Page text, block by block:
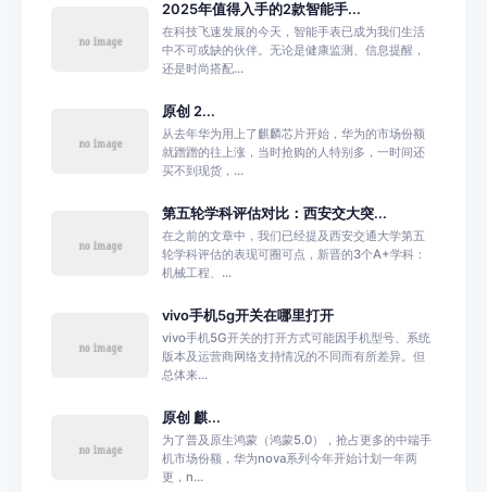
2025年值得入手的2款智能手...
在科技飞速发展的今天，智能手表已成为我们生活
中不可或缺的伙伴。无论是健康监测、信息提醒，
还是时尚搭配...
原创 2...
从去年华为用上了麒麟芯片开始，华为的市场份额
就蹭蹭的往上涨，当时抢购的人特别多，一时间还
买不到现货，...
第五轮学科评估对比：西安交大突...
在之前的文章中，我们已经提及西安交通大学第五
轮学科评估的表现可圈可点，新晋的3个A+学科：
机械工程、...
vivo手机5g开关在哪里打开
vivo手机5G开关的打开方式可能因手机型号、系统
版本及运营商网络支持情况的不同而有所差异。但
总体来...
原创 麒...
为了普及原生鸿蒙（鸿蒙5.0），抢占更多的中端手
机市场份额，华为nova系列今年开始计划一年两
更，n...